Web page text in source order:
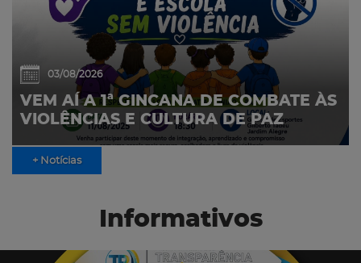
03/08/2026
VEM AÍ A 1ª GINCANA DE COMBATE ÀS
VIOLÊNCIAS E CULTURA DE PAZ
+ Notícias
Informativos